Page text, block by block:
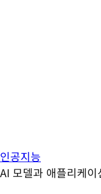
인공지능
AI 모델과 애플리케